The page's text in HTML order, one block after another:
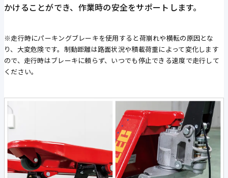
かけることができ、作業時の安全をサポートします。
※走行時にパーキングブレーキを使用すると荷崩れや横転の原因とな
り、大変危険です。制動距離は路面状況や積載荷重によって変化します
ので、走行時はブレーキに頼らず、いつでも停止できる速度で走行して
ください。